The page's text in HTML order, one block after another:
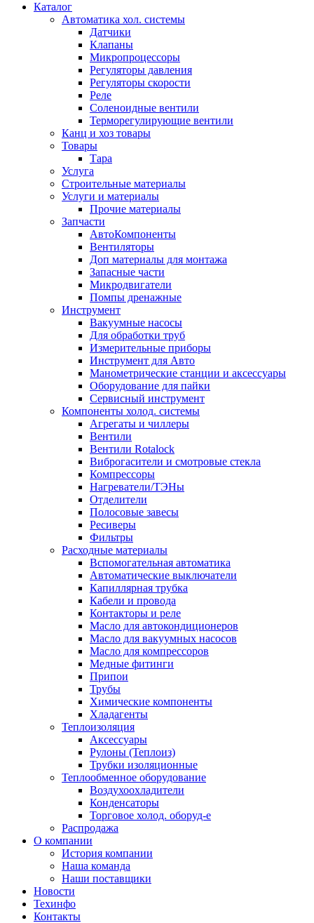
Каталог
Автоматика хол. системы
Датчики
Клапаны
Микропроцессоры
Регуляторы давления
Регуляторы скорости
Реле
Соленоидные вентили
Терморегулирующие вентили
Канц и хоз товары
Товары
Тара
Услуга
Строительные материалы
Услуги и материалы
Прочие материалы
Запчасти
АвтоКомпоненты
Вентиляторы
Доп материалы для монтажа
Запасные части
Микродвигатели
Помпы дренажные
Инструмент
Вакуумные насосы
Для обработки труб
Измерительные приборы
Инструмент для Авто
Манометрические станции и аксессуары
Оборудование для пайки
Сервисный инструмент
Компоненты холод. системы
Агрегаты и чиллеры
Вентили
Вентили Rotalock
Виброгасители и смотровые стекла
Компрессоры
Нагреватели/ТЭНы
Отделители
Полосовые завесы
Ресиверы
Фильтры
Расходные материалы
Вспомогательная автоматика
Автоматические выключатели
Капиллярная трубка
Кабели и провода
Контакторы и реле
Масло для автокондиционеров
Масло для вакуумных насосов
Масло для компрессоров
Медные фитинги
Припои
Трубы
Химические компоненты
Хладагенты
Теплоизоляция
Аксессуары
Рулоны (Теплоиз)
Трубки изоляционные
Теплообменное оборудование
Воздухоохладители
Конденсаторы
Торговое холод. оборуд-е
Распродажа
О компании
История компании
Наша команда
Наши поставщики
Новости
Техинфо
Контакты